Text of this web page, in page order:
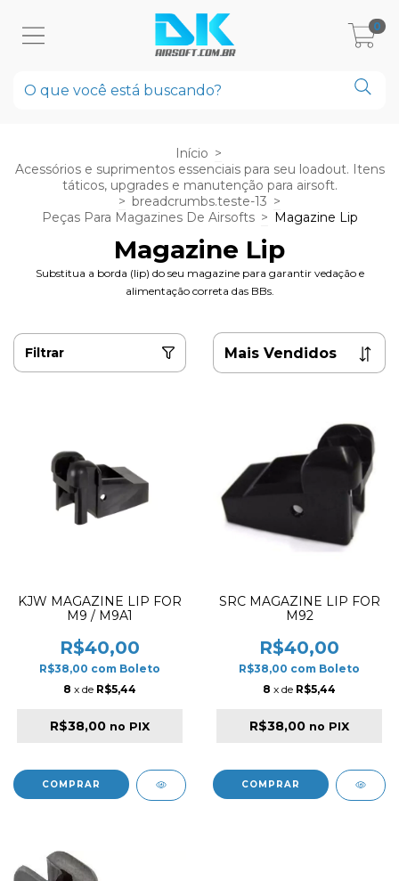
0
Início >
Acessórios e suprimentos essenciais para seu loadout. Itens
táticos, upgrades e manutenção para airsoft.
> breadcrumbs.teste-13 >
Peças Para Magazines De Airsofts > Magazine Lip
Magazine Lip
Substitua a borda (lip) do seu magazine para garantir vedação e
alimentação correta das BBs.
Filtrar
KJW MAGAZINE LIP FOR
M9 / M9A1
R$40,00
R$38,00 com Boleto
8 x de R$5,44
R$38,00 no PIX
SRC MAGAZINE LIP FOR
M92
R$40,00
R$38,00 com Boleto
8 x de R$5,44
R$38,00 no PIX